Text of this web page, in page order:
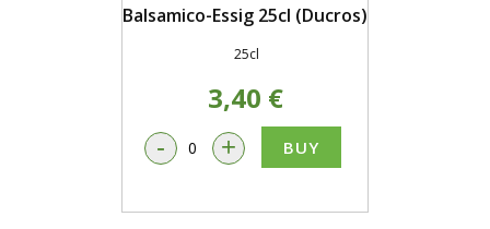
Balsamico-Essig 25cl (Ducros)
25cl
3,40 €
- + BUY